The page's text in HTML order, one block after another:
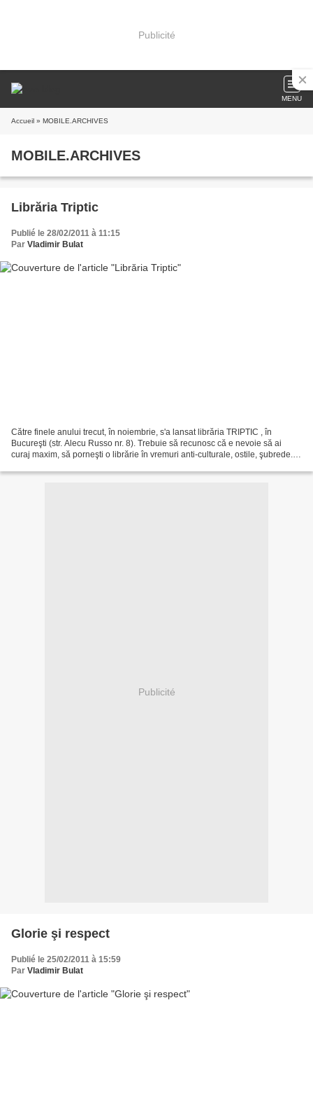
Publicité
MENU
Accueil » MOBILE.ARCHIVES
MOBILE.ARCHIVES
Librăria Triptic
Publié le 28/02/2011 à 11:15
Par Vladimir Bulat
Către finele anului trecut, în noiembrie, s'a lansat librăria TRIPTIC , în
Bucureşti (str. Alecu Russo nr. 8). Trebuie să recunosc că e nevoie să ai
curaj maxim, să porneşti o librărie în vremuri anti-culturale, ostile, şubrede...
Publicité
Glorie şi respect
Publié le 25/02/2011 à 15:59
Par Vladimir Bulat